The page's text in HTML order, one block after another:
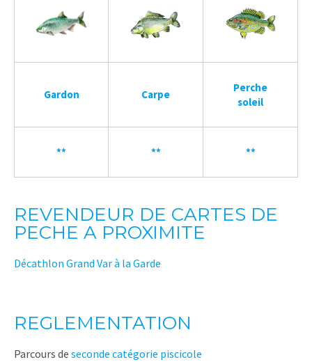
Gardon Carpe
Perche
soleil
** ** **
REVENDEUR DE CARTES DE
PECHE A PROXIMITE
Décathlon Grand Var à la Garde
REGLEMENTATION
Parcours de seconde catégorie piscicole